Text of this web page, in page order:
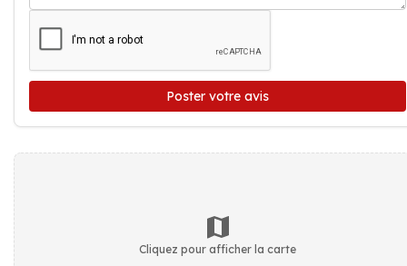
Poster votre avis
Cliquez pour afficher la carte